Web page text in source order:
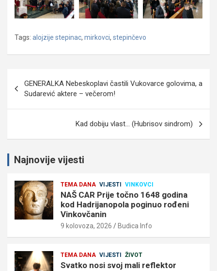
Tags: alojzije stepinac, mirkovci, stepinčevo
objava
GENERALKA Nebeskoplavi častili Vukovarce golovima, a
Sudarević aktere – večerom!
Kad dobiju vlast… (Hubrisov sindrom)
Najnovije vijesti
TEMA DANA VIJESTI VINKOVCI
NAŠ CAR Prije točno 1648 godina
kod Hadrijanopola poginuo rođeni
Vinkovčanin
9 kolovoza, 2026 Budica Info
TEMA DANA VIJESTI ŽIVOT
Svatko nosi svoj mali reflektor